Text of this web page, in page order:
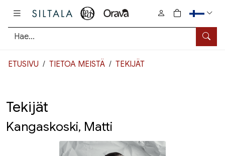
Hae
0
tuotetta
ETUSIVU TIETOA MEISTÄ TEKIJÄT
Tekijät
Kangaskoski, Matti